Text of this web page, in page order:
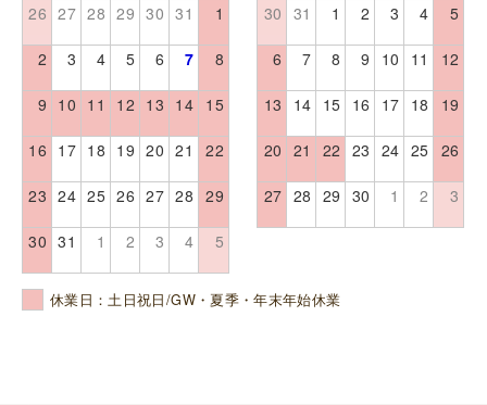
26 27 28 29 30 31 1
2 3 4 5 6 7 8
9 10 11 12 13 14 15
16 17 18 19 20 21 22
23 24 25 26 27 28 29
30 31 1 2 3 4 5
30 31 1 2 3 4 5
6 7 8 9 10 11 12
13 14 15 16 17 18 19
20 21 22 23 24 25 26
27 28 29 30 1 2 3
休業日：土日祝日/GW・夏季・年末年始休業